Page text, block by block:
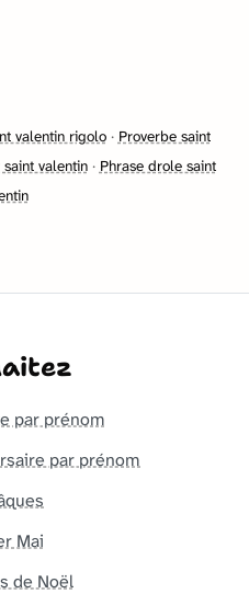
valentin rigolo· Proverbe saint
saint valentin· Phrase drole saint
par prénom
par prénom
Mai
de Noël